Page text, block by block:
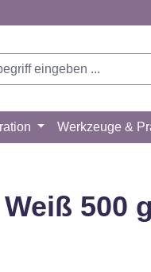
Werkzeuge &
500 g